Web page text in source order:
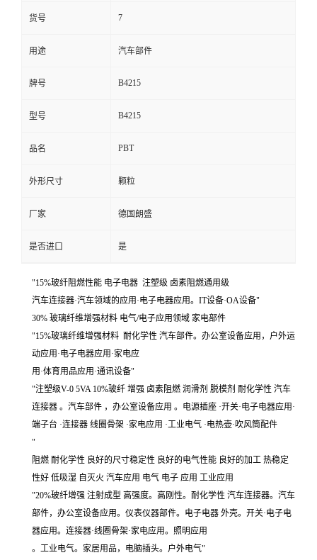
货号 7
用途 汽车部件
牌号 B4215
型号 B4215
品名 PBT
外形尺寸 颗粒
厂家 德国朗盛
是否进口 是
"15%玻纤阻燃性能 电子电器 注塑级 卤素阻燃通用级
汽车连接器·汽车领域的应用·电子电器应用。IT设备·OA设备"
30% 玻璃纤维增强材料 电气/电子应用领域 家电部件
"15%玻璃纤维增强材料 耐化学性 汽车部件。办公室设备应用，户外运
动应用·电子电器应用·家电应
用·体育用品应用·通讯设备"
"注塑级V-0 5VA 10%玻纤 增强 卤素阻燃 润滑剂 脱模剂 耐化学性 汽车
连接器 。汽车部件 ，办公室设备应用 。电源插座 ·开关·电子电器应用·
端子台 ·连接器 线圈骨架 ·家电应用 ·工业电气 ·电热壶·吹风筒配件
"
阻燃 耐化学性 良好的尺寸稳定性 良好的电气性能 良好的加工 热稳定
性好 低吸湿 自灭火 汽车应用 电气 电子 应用 工业应用
"20%玻纤增强 注射成型 高强度。高刚性。耐化学性 汽车连接器。汽车
部件，办公室设备应用。仪表仪器部件。电子电器 外壳。开关·电子电
器应用。连接器·线圈骨架·家电应用。照明应用
。工业电气。家居用品，电脑插头。户外电气"